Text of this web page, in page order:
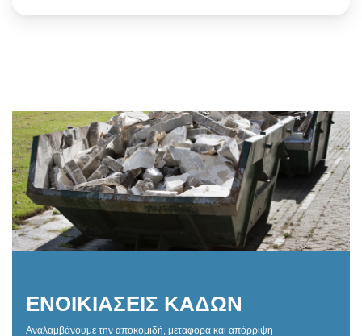
ΕΝΟΙΚΙΑΣΕΙΣ ΚΑΔΩΝ
Αναλαμβάνουμε την αποκομιδή, μεταφορά και απόρριψη